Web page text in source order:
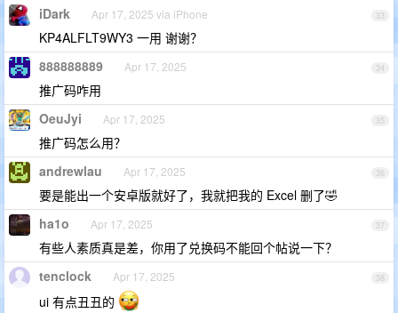
33
iDark Apr 17, 2025 via iPhone
KP4ALFLT9WY3 一用 谢谢？
34
888888889 Apr 17, 2025
推广码咋用
35
OeuJyi Apr 17, 2025
推广码怎么用？
36
andrewlau Apr 17, 2025
要是能出一个安卓版就好了，我就把我的 Excel 删了🤣
37
ha1o Apr 17, 2025
有些人素质真是差，你用了兑换码不能回个帖说一下？
38
tenclock Apr 17, 2025
ui 有点丑丑的